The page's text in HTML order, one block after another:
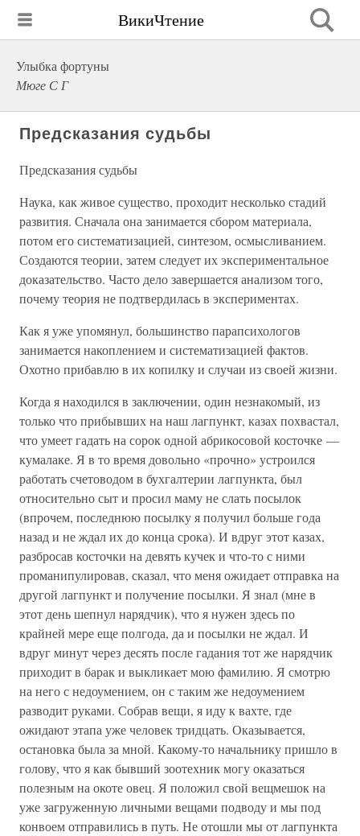
ВикиЧтение
Улыбка фортуны
Мюге С Г
Предсказания судьбы
Предсказания судьбы
Наука, как живое существо, проходит несколько стадий
развития. Сначала она занимается сбором материала,
потом его систематизацией, синтезом, осмысливанием.
Создаются теории, затем следует их экспериментальное
доказательство. Часто дело завершается анализом того,
почему теория не подтвердилась в экспериментах.
Как я уже упомянул, большинство парапсихологов
занимается накоплением и систематизацией фактов.
Охотно прибавлю в их копилку и случаи из своей жизни.
Когда я находился в заключении, один незнакомый, из
только что прибывших на наш лагпункт, казах похвастал,
что умеет гадать на сорок одной абрикосовой косточке —
кумалаке. Я в то время довольно «прочно» устроился
работать счетоводом в бухгалтерии лагпункта, был
относительно сыт и просил маму не слать посылок
(впрочем, последнюю посылку я получил больше года
назад и не ждал их до конца срока). И вдруг этот казах,
разбросав косточки на девять кучек и что-то с ними
проманипулировав, сказал, что меня ожидает отправка на
другой лагпункт и получение посылки. Я знал (мне в
этот день шепнул нарядчик), что я нужен здесь по
крайней мере еще полгода, да и посылки не ждал. И
вдруг минут через десять после гадания тот же нарядчик
приходит в барак и выкликает мою фамилию. Я смотрю
на него с недоумением, он с таким же недоумением
разводит руками. Собрав вещи, я иду к вахте, где
ожидают этапа уже человек тридцать. Оказывается,
остановка была за мной. Какому-то начальнику пришло в
голову, что я как бывший зоотехник могу оказаться
полезным на окоте овец. Я положил свой вещмешок на
уже загруженную личными вещами подводу и мы под
конвоем отправились в путь. Не отошли мы от лагпункта